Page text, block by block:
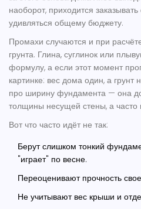
наоборот, приходится
удивляться общему бюджету.
Промахи случаются и при
грунта. Глина, суглинок или
формулу, а если этот момент
картинке: вес дома один, а
про ширину фундамента — она
толщины несущей стены, а часто
Вот что часто идёт не так:
Берут слишком тонкий
"играет" по весне.
Переоценивают прочность
Не учитывают вес крыши и